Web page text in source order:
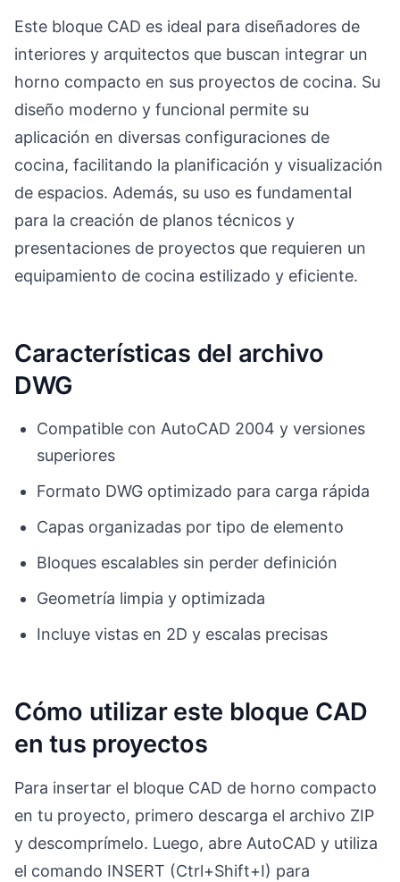
Este bloque CAD es ideal para diseñadores de
interiores y arquitectos que buscan integrar un
horno compacto en sus proyectos de cocina. Su
diseño moderno y funcional permite su
aplicación en diversas configuraciones de
cocina, facilitando la planificación y visualización
de espacios. Además, su uso es fundamental
para la creación de planos técnicos y
presentaciones de proyectos que requieren un
equipamiento de cocina estilizado y eficiente.
Características del archivo
DWG
Compatible con AutoCAD 2004 y versiones
superiores
Formato DWG optimizado para carga rápida
Capas organizadas por tipo de elemento
Bloques escalables sin perder definición
Geometría limpia y optimizada
Incluye vistas en 2D y escalas precisas
Cómo utilizar este bloque CAD
en tus proyectos
Para insertar el bloque CAD de horno compacto
en tu proyecto, primero descarga el archivo ZIP
y descomprímelo. Luego, abre AutoCAD y utiliza
el comando INSERT (Ctrl+Shift+I) para